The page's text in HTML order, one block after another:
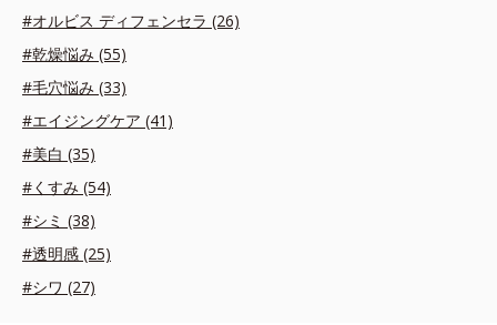
#オルビス ディフェンセラ (26)
#乾燥悩み (55)
#毛穴悩み (33)
#エイジングケア (41)
#美白 (35)
#くすみ (54)
#シミ (38)
#透明感 (25)
#シワ (27)